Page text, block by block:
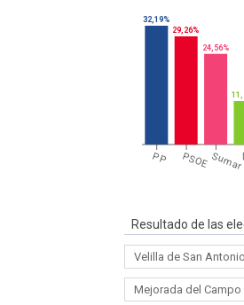
PP PSOE Sumar
32,19%
29,26%
24,56%
Resultado de las
Velilla de San Antonio
Mejorada del Campo